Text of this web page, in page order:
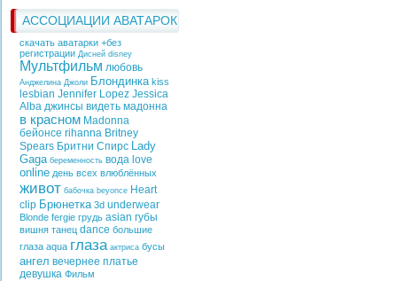
АССОЦИАЦИИ АВАТАРОК
скачать аватарки +без
регистрации Дисней disney
Мультфильм любовь
Анджелина Джоли Блондинка kiss
lesbian Jennifer Lopez Jessica
Alba джинсы видеть мадонна
в красном Madonna
бейонсе rihanna Britney
Spears Бритни Спирс Lady
Gaga беременность вода love
online день всех влюблённых
живот бабочка beyonce Heart
clip Брюнетка 3d underwear
Blonde fergie грудь asian губы
вишня танец dance большие
глаза aqua глаза актриса бусы
ангел вечернее платье
девушка Фильм